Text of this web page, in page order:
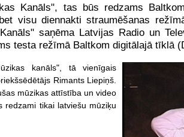
Kanāls", tas būs redzams
visu diennakti straumēšanas
saņēma Latvijas Radio un
testa režīmā Baltkom digitālajā tīklā
kanāls", tā vienīgais
Rimants Liepiņš.
mūzikas attīstība un video
redzami tikai latviešu mūziķu